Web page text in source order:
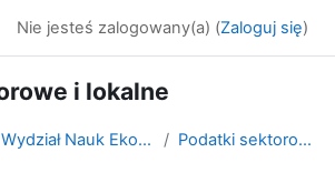
Nie jesteś zalogowany(a) (Zaloguj się)
i lokalne
Wydział Nauk Ekonomicznych Podatki sektorowe i lokalne